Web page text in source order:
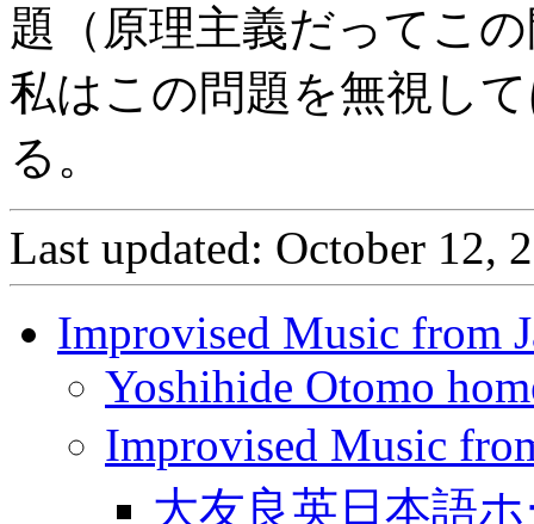
題（原理主義だってこ
私はこの問題を無視し
る。
Last updated: October 12,
Improvised Music from
Yoshihide Otomo
Improvised Music
大友良英日本語